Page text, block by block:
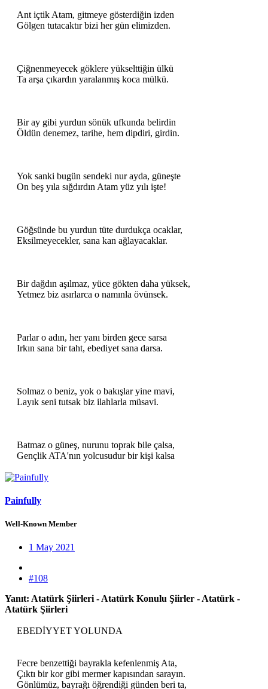
Ant içtik Atam, gitmeye gösterdiğin izden
Gölgen tutacaktır bizi her gün elimizden.
Çiğnenmeyecek göklere yükselttiğin ülkü
Ta arşa çıkardın yaralanmış koca mülkü.
Bir ay gibi yurdun sönük ufkunda belirdin
Öldün denemez, tarihe, hem dipdiri, girdin.
Yok sanki bugün sendeki nur ayda, güneşte
On beş yıla sığdırdın Atam yüz yılı işte!
Göğsünde bu yurdun tüte durdukça ocaklar,
Eksilmeyecekler, sana kan ağlayacaklar.
Bir dağdın aşılmaz, yüce gökten daha yüksek,
Yetmez biz asırlarca o namınla övünsek.
Parlar o adın, her yanı birden gece sarsa
Irkın sana bir taht, ebediyet sana darsa.
Solmaz o beniz, yok o bakışlar yine mavi,
Layık seni tutsak biz ilahlarla müsavi.
Batmaz o güneş, nurunu toprak bile çalsa,
Gençlik ATA'nın yolcusudur bir kişi kalsa​
Painfully
Well-Known Member
1 May 2021
#108
Yanıt: Atatürk Şiirleri - Atatürk Konulu Şiirler - Atatürk -
Atatürk Şiirleri
EBEDİYYET YOLUNDA
Fecre benzettiği bayrakla kefenlenmiş Ata,
Çıktı bir kor gibi mermer kapısından sarayın.
Gönlümüz, bayrağı öğrendiği günden beri ta,